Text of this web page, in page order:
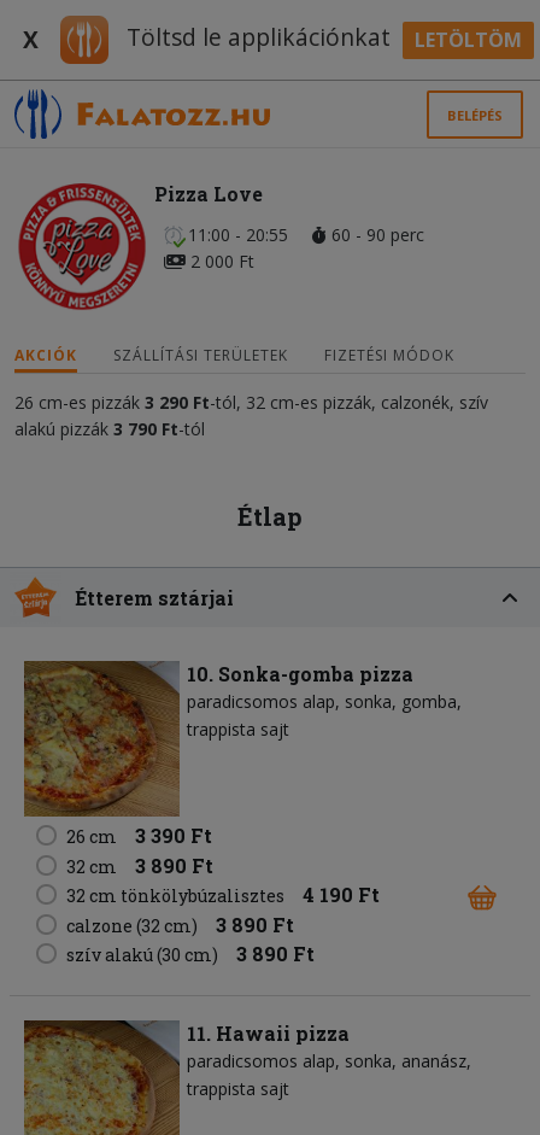
X Töltsd le applikációnkat LETÖLTÖM
BELÉPÉS
Pizza Love
11:00 - 20:55
60 - 90 perc
2 000 Ft
AKCIÓK SZÁLLÍTÁSI TERÜLETEK FIZETÉSI MÓDOK
26 cm-es pizzák 3 290 Ft-tól, 32 cm-es pizzák, calzonék, szív
alakú pizzák 3 790 Ft-tól
Étlap
Étterem sztárjai
10. Sonka-gomba pizza
paradicsomos alap sonka gomba
trappista sajt
26 cm 3 390 Ft
32 cm 3 890 Ft
32 cm tönkölybúzalisztes 4 190 Ft
calzone (32 cm) 3 890 Ft
szív alakú (30 cm) 3 890 Ft
11. Hawaii pizza
paradicsomos alap sonka ananász
trappista sajt